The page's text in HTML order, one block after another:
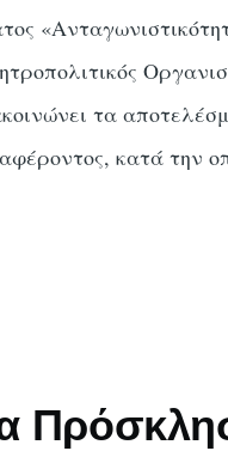
τα
κατά την